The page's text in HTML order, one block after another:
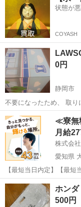
てくれる方を最優先させ
状態が
COYASH
0円
静岡市
不要になったため、 取り
るだけ早く静岡市立清水
きてくれる方を最優先さ
す。
静岡 静岡市 ノベ
≪寮無
月給
株式会
愛知県
【最短当日内定】【最
き寮完備＆赴任旅費会社
自動車製造の各種作業！《愛知県大府市
愛知 大府市 大府
ホン
500円